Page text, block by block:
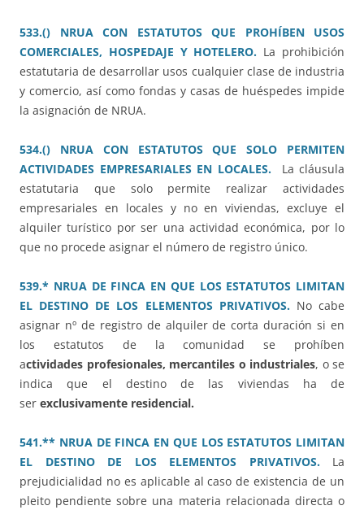
533.() NRUA CON ESTATUTOS QUE PROHÍBEN USOS
COMERCIALES, HOSPEDAJE Y HOTELERO. La prohibición
estatutaria de desarrollar usos cualquier clase de industria
y comercio, así como fondas y casas de huéspedes impide
la asignación de NRUA.
534.() NRUA CON ESTATUTOS QUE SOLO PERMITEN
ACTIVIDADES EMPRESARIALES EN LOCALES.
La cláusula
estatutaria que solo permite realizar actividades
empresariales en locales y no en viviendas, excluye el
alquiler turístico por ser una actividad económica, por lo
que no procede asignar el número de registro único.
539.* NRUA DE FINCA EN QUE LOS ESTATUTOS LIMITAN
EL DESTINO DE LOS ELEMENTOS PRIVATIVOS. No cabe
asignar nº de registro de alquiler de corta duración si en
los estatutos de la comunidad se prohíben
actividades profesionales, mercantiles o industriales, o se
indica que el destino de las viviendas ha de
ser exclusivamente residencial.
541.** NRUA DE FINCA EN QUE LOS ESTATUTOS LIMITAN
EL DESTINO DE LOS ELEMENTOS PRIVATIVOS.
La
prejudicialidad no es aplicable al caso de existencia de un
pleito pendiente sobre una materia relacionada directa o